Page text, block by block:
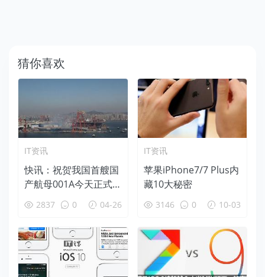
猜你喜欢
IT资讯
快讯：祝贺我国首艘国
产航母001A今天正式
下水！2837 0 04-26
IT资讯
苹果iPhone7/7 Plus内
藏10大秘密
3146 0 10-03